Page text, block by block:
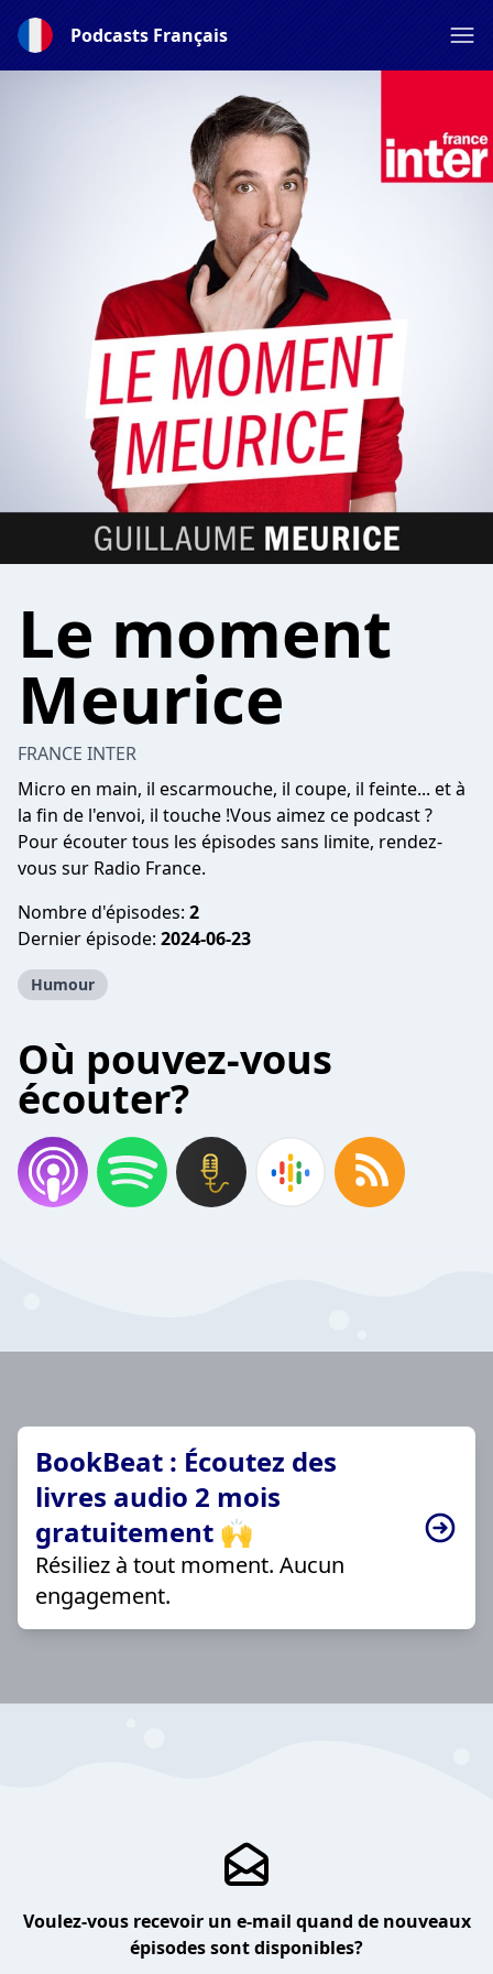
Podcasts Français
Le moment
Meurice
FRANCE INTER
Micro en main, il escarmouche, il coupe, il feinte... et à
la fin de l'envoi, il touche !Vous aimez ce podcast ?
Pour écouter tous les épisodes sans limite, rendez-
vous sur Radio France.
Nombre d'épisodes: 2
Dernier épisode: 2024-06-23
Humour
Où pouvez-vous
écouter?
BookBeat : Écoutez des
livres audio 2 mois
gratuitement 🙌
Résiliez à tout moment. Aucun
engagement.
Voulez-vous recevoir un e-mail quand de nouveaux
épisodes sont disponibles?